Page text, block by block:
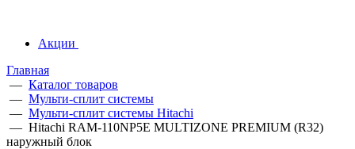
Акции
Главная
— Каталог товаров
— Мульти-сплит системы
— Мульти-сплит системы Hitachi
— Hitachi RAM-110NP5E MULTIZONE PREMIUM (R32)
наружный блок